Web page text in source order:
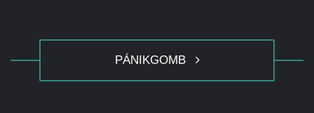
PÁNIKGOMB